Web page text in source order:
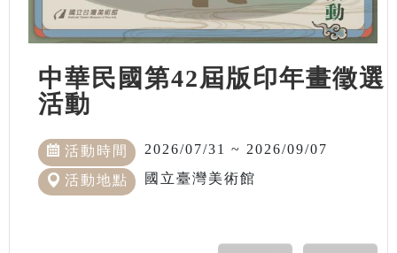
中華民國第42屆版印年畫徵選
活動
活動時間 2026/07/31 ~ 2026/09/07
活動地點 國立臺灣美術館